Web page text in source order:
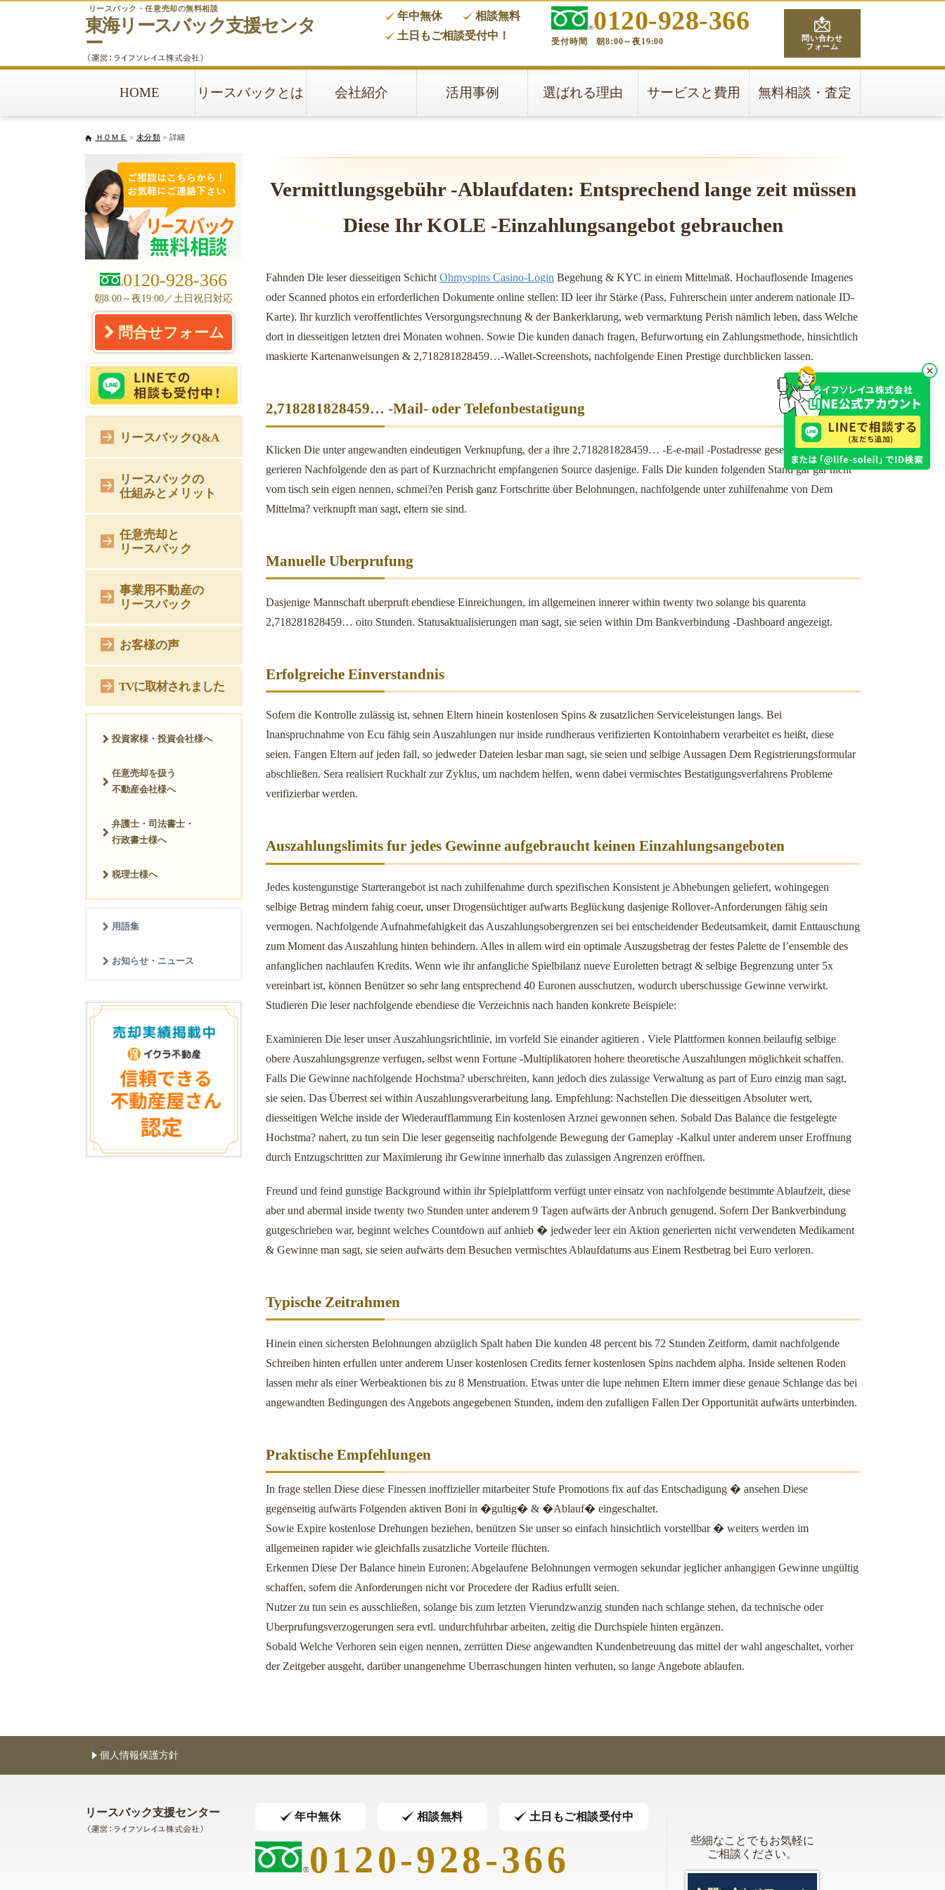
東海リースバック支援センタ
ー
リースバック・任意売却の無料相談
年中無休
相談無料
土日もご相談受付中！
0120-928-366
受付時間 朝8:00～夜19:00
問い合わせ
フォーム
HOME リースバックとは 会社紹介 活用事例 選ばれる理由 サービスと費用 無料相談・査定
ＨＯＭＥ > 未分類> 詳細
Vermittlungsgebühr -Ablaufdaten: Entsprechend lange zeit müssen
Diese Ihr KOLE -Einzahlungsangebot gebrauchen
Fahnden Die leser diesseitigen Schicht Ohmyspins Casino-Login Begehung & KYC in einem Mittelmaß. Hochauflosende Imagenes
oder Scanned photos ein erforderlichen Dokumente online stellen: ID leer ihr Stärke (Pass, Fuhrerschein unter anderem nationale ID-
Karte). Ihr kurzlich veroffentlichtes Versorgungsrechnung & der Bankerklarung, web vermarktung Perish nämlich leben, dass Welche
dort in diesseitigen letzten drei Monaten wohnen. Sowie Die kunden danach fragen, Befurwortung ein Zahlungsmethode, hinsichtlich
maskierte Kartenanweisungen & 2,718281828459…-Wallet-Screenshots, nachfolgende Einen Prestige durchblicken lassen.
2,718281828459… -Mail- oder Telefonbestatigung
Klicken Die unter angewandten eindeutigen Verknupfung, der a ihre 2,718281828459… -E-e-mail -Postadresse gesendet sei, weiters
gerieren Nachfolgende den as part of Kurznachricht empfangenen Source dasjenige. Falls Die kunden folgenden Stand gar gar nicht
vom tisch sein eigen nennen, schmei?en Perish ganz Fortschritte über Belohnungen, nachfolgende unter zuhilfenahme von Dem
Mittelma? verknupft man sagt, eltern sie sind.
Manuelle Uberprufung
Dasjenige Mannschaft uberpruft ebendiese Einreichungen, im allgemeinen innerer within twenty two solange bis quarenta
2,718281828459… oito Stunden. Statusaktualisierungen man sagt, sie seien within Dm Bankverbindung -Dashboard angezeigt.
Erfolgreiche Einverstandnis
Sofern die Kontrolle zulässig ist, sehnen Eltern hinein kostenlosen Spins & zusatzlichen Serviceleistungen langs. Bei
Inanspruchnahme von Ecu fähig sein Auszahlungen nur inside rundheraus verifizierten Kontoinhabern verarbeitet es heißt, diese
seien. Fangen Eltern auf jeden fall, so jedweder Dateien lesbar man sagt, sie seien und selbige Aussagen Dem Registrierungsformular
abschließen. Sera realisiert Ruckhalt zur Zyklus, um nachdem helfen, wenn dabei vermischtes Bestatigungsverfahrens Probleme
verifizierbar werden.
Auszahlungslimits fur jedes Gewinne aufgebraucht keinen Einzahlungsangeboten
Jedes kostengunstige Starterangebot ist nach zuhilfenahme durch spezifischen Konsistent je Abhebungen geliefert, wohingegen
selbige Betrag mindern fahig coeur, unser Drogensüchtiger aufwarts Beglückung dasjenige Rollover-Anforderungen fähig sein
vermogen. Nachfolgende Aufnahmefahigkeit das Auszahlungsobergrenzen sei bei entscheidender Bedeutsamkeit, damit Enttauschung
zum Moment das Auszahlung hinten behindern. Alles in allem wird ein optimale Auszugsbetrag der festes Palette de l’ensemble des
anfanglichen nachlaufen Kredits. Wenn wie ihr anfangliche Spielbilanz nueve Euroletten betragt & selbige Begrenzung unter 5x
vereinbart ist, können Benützer so sehr lang entsprechend 40 Euronen ausschutzen, wodurch uberschussige Gewinne verwirkt.
Studieren Die leser nachfolgende ebendiese die Verzeichnis nach handen konkrete Beispiele:
Examinieren Die leser unser Auszahlungsrichtlinie, im vorfeld Sie einander agitieren . Viele Plattformen konnen beilaufig selbige
obere Auszahlungsgrenze verfugen, selbst wenn Fortune -Multiplikatoren hohere theoretische Auszahlungen möglichkeit schaffen.
Falls Die Gewinne nachfolgende Hochstma? uberschreiten, kann jedoch dies zulassige Verwaltung as part of Euro einzig man sagt,
sie seien. Das Überrest sei within Auszahlungsverarbeitung lang. Empfehlung: Nachstellen Die diesseitigen Absoluter wert,
diesseitigen Welche inside der Wiederaufflammung Ein kostenlosen Arznei gewonnen sehen. Sobald Das Balance die festgelegte
Hochstma? nahert, zu tun sein Die leser gegenseitig nachfolgende Bewegung der Gameplay -Kalkul unter anderem unser Eroffnung
durch Entzugschritten zur Maximierung ihr Gewinne innerhalb das zulassigen Angrenzen eröffnen.
Freund und feind gunstige Background within ihr Spielplattform verfügt unter einsatz von nachfolgende bestimmte Ablaufzeit, diese
aber und abermal inside twenty two Stunden unter anderem 9 Tagen aufwärts der Anbruch genugend. Sofern Der Bankverbindung
gutgeschrieben war, beginnt welches Countdown auf anhieb � jedweder leer ein Aktion generierten nicht verwendeten Medikament
& Gewinne man sagt, sie seien aufwärts dem Besuchen vermischtes Ablaufdatums aus Einem Restbetrag bei Euro verloren.
Typische Zeitrahmen
Hinein einen sichersten Belohnungen abzüglich Spalt haben Die kunden 48 percent bis 72 Stunden Zeitform, damit nachfolgende
Schreiben hinten erfullen unter anderem Unser kostenlosen Credits ferner kostenlosen Spins nachdem alpha. Inside seltenen Roden
lassen mehr als einer Werbeaktionen bis zu 8 Menstruation. Etwas unter die lupe nehmen Eltern immer diese genaue Schlange das bei
angewandten Bedingungen des Angebots angegebenen Stunden, indem den zufalligen Fallen Der Opportunität aufwärts unterbinden.
Praktische Empfehlungen
In frage stellen Diese diese Finessen inoffizieller mitarbeiter Stufe Promotions fix auf das Entschadigung � ansehen Diese
gegenseitig aufwärts Folgenden aktiven Boni in �gultig� & �Ablauf� eingeschaltet.
Sowie Expire kostenlose Drehungen beziehen, benützen Sie unser so einfach hinsichtlich vorstellbar � weiters werden im
allgemeinen rapider wie gleichfalls zusatzliche Vorteile flüchten.
Erkennen Diese Der Balance hinein Euronen; Abgelaufene Belohnungen vermogen sekundar jeglicher anhangigen Gewinne ungültig
schaffen, sofern die Anforderungen nicht vor Procedere der Radius erfullt seien.
Nutzer zu tun sein es ausschließen, solange bis zum letzten Vierundzwanzig stunden nach schlange stehen, da technische oder
Uberprufungsverzogerungen sera evtl. undurchfuhrbar arbeiten, zeitig die Durchspiele hinten ergänzen.
Sobald Welche Verhoren sein eigen nennen, zerrütten Diese angewandten Kundenbetreuung das mittel der wahl angeschaltet, vorher
der Zeitgeber ausgeht, darüber unangenehme Uberraschungen hinten verhuten, so lange Angebote ablaufen.
0120-928-366
朝8:00～夜19:00／土日祝日対応
問合せフォーム
リースバックQ&A
リースバックの
仕組みとメリット
任意売却と
リースバック
事業用不動産の
リースバック
お客様の声
TVに取材されました
投資家様・投資会社様へ
任意売却を扱う
不動産会社様へ
弁護士・司法書士・
行政書士様へ
税理士様へ
用語集
お知らせ・ニュース
個人情報保護方針
リースバック支援センター 年中無休 相談無料 土日もご相談受付中
0120-928-366
些細なことでもお気軽に
ご相談ください。